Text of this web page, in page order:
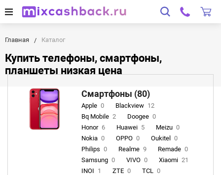
Главная Каталог
Купить телефоны, смартфоны,
планшеты низкая цена
Смартфоны (80)
Apple 0 Blackview 12
Bq Mobile 2 Doogee 0
Honor 6 Huawei 5 Meizu 0
Nokia 0 OPPO 0 Oukitel
0
Philips 0 Realme 9 Remade 0
Samsung 0 VIVO 0 Xiaomi 21
INOI 1 ZTE 0 TCL 0